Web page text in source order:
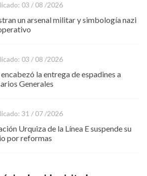
03 / 08 /2026
un arsenal militar y simbología nazi
03 / 08 /2026
la entrega de espadines a
Generales
31 / 07 /2026
Urquiza de la Línea E suspende su
por reformas